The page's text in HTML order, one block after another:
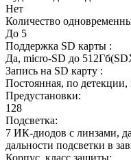
Нет
Количество
До 5
Поддержка SD карты :
Да, micro-SD до
Запись на SD карту :
Постоянная, по
Предустановки:
128
Подсветка:
7 ИК-диодов с линзами,
дальности подсветки в
Корпус, класс защиты: